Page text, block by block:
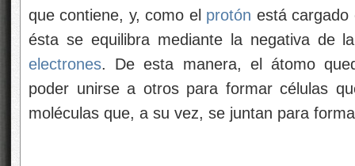
que contiene, y, como el protón está cargado
ésta se equilibra mediante la negativa de
electrones. De esta manera, el átomo
poder unirse a otros para formar células
moléculas que, a su vez, se juntan para